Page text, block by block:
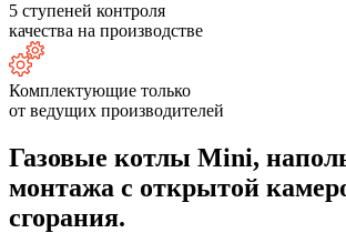
5 ступеней контроля
качества на производстве
Комплектующие только
от ведущих производителей
Газовые котлы Mini,
монтажа с открытой
сгорания.